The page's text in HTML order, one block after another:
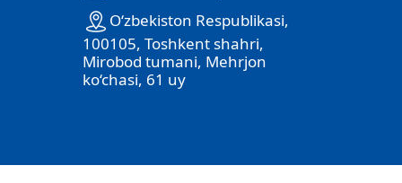
O‘zbekiston Respublikasi,
100105, Toshkent shahri,
Mirobod tumani, Mehrjon
ko‘chasi, 61 uy